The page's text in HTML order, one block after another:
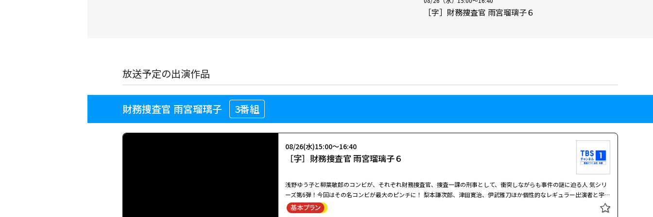
［字］財務捜査官 雨宮瑠璃子６
放送予定の出演作品
財務捜査官 雨宮瑠璃子 3番組
［字］財務捜査官 雨宮瑠璃子６
08/26(水)15:00～16:40
浅野ゆう子と柳葉敏郎のコンビが、それぞれ財務捜査官、捜査一課の刑事として、衝突しながらも事件の謎に迫る人 気シリ
ーズ第6弾！今回はその名コンビが最大のピンチに！ 梨本謙次郎、津田寛治、伊武雅刀ほか個性的なレギュラー出演者と宇
梶剛士、村井美樹、長門裕之ほかの芝居達者 なゲスト出演者にもご注目を。また、ロングブレスダイエットで大ブレイクす
る直前の美木良介も出演。 【ストーリー】 大規模農園を経営する会社社長、河田陽一（八十田勇一）が他殺死体となって発